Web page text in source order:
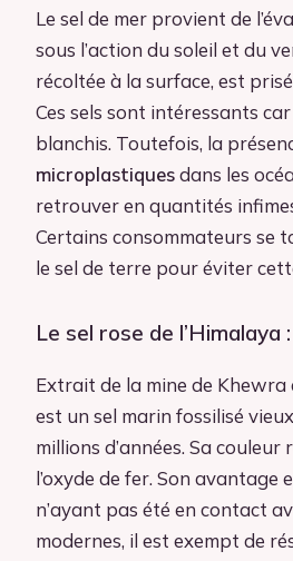
Le sel de mer provient de
sous l’action du soleil et du
récoltée à la surface, est
Ces sels sont intéressants
blanchis. Toutefois, la
microplastiquesdans les
retrouver en quantités
Certains consommateurs se
le sel de terre pour éviter
Le sel rose de l’Himalaya
Extrait de la mine de Khewra
est un sel marin fossilisé
millions d’années. Sa
l’oxyde de fer. Son avantage
n’ayant pas été en contact
modernes, il est exempt de